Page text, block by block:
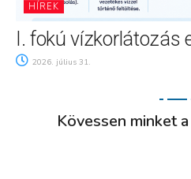
HÍREK
I. fokú vízkorlátozás
2026. július 31.
Kövessen minket